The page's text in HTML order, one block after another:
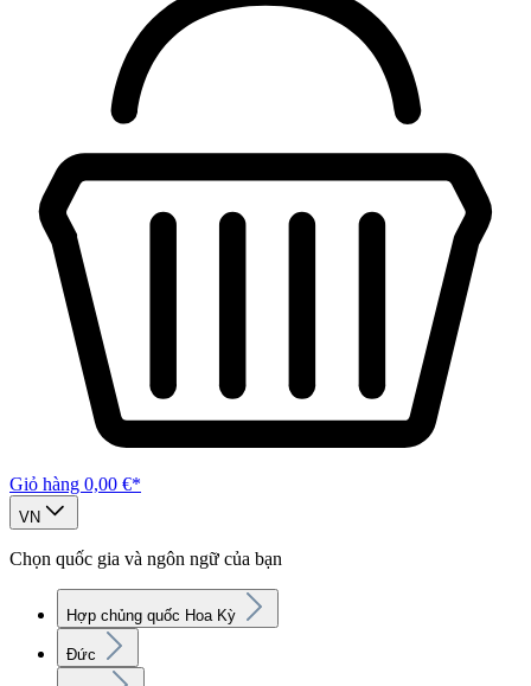
Giỏ hàng 0,00 €*
VN
Chọn quốc gia và ngôn ngữ của bạn
Hợp chủng quốc Hoa Kỳ
Đức